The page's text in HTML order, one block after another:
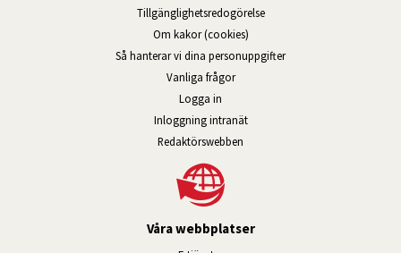
Tillgänglig­hets­redo­görelse
Om kakor (cookies)
Så hanterar vi dina personuppgifter
Vanliga frågor
Logga in
Inloggning intranätÖppnas i nytt fönster.
Redaktörswebben
Våra webbplatser